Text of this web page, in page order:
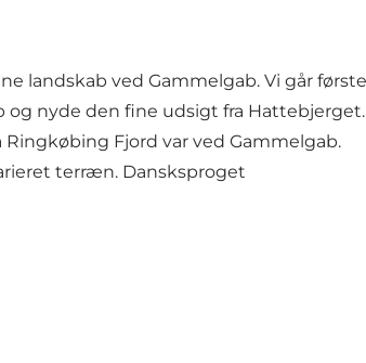
landskab ved Gammelgab. Vi går
og nyde den fine udsigt fra
Fjord var ved Gammelgab.
terræn. Dansksproget